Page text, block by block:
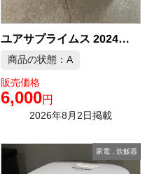
ユアサプライムス 2024年製 電子レンジ 中古品販売
商品の状態：A
販売価格
6,000円
2026年8月2日掲載
家電 , 炊飯器